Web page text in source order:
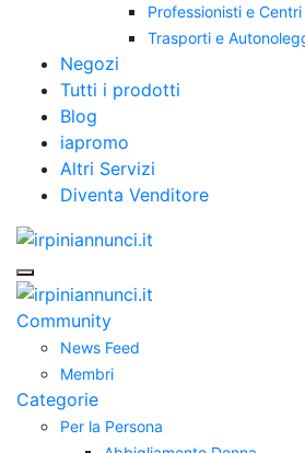
Professionisti e
Trasporti e
Negozi
Tutti i prodotti
Blog
iapromo
Altri Servizi
Diventa Venditore
Community
News Feed
Membri
Categorie
Per la Persona